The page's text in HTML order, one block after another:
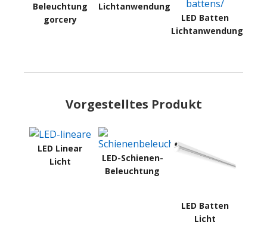
Beleuchtung
gorcery
Lichtanwendung
LED Batten
Lichtanwendung
Vorgestelltes Produkt
LED Linear
Licht
LED-Schienen-
Beleuchtung
LED Batten
Licht